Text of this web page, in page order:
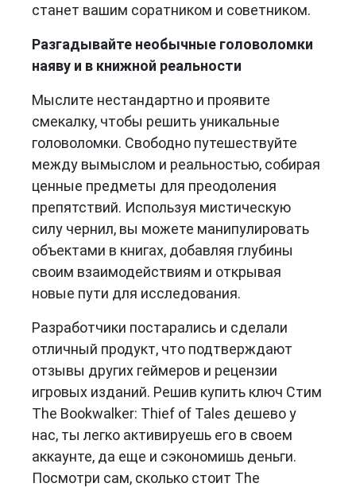
станет вашим соратником и советником.
Разгадывайте необычные головоломки
наяву и в книжной реальности
Мыслите нестандартно и проявите
смекалку, чтобы решить уникальные
головоломки. Свободно путешествуйте
между вымыслом и реальностью, собирая
ценные предметы для преодоления
препятствий. Используя мистическую
силу чернил, вы можете манипулировать
объектами в книгах, добавляя глубины
своим взаимодействиям и открывая
новые пути для исследования.
Разработчики постарались и сделали
отличный продукт, что подтверждают
отзывы других геймеров и рецензии
игровых изданий. Решив купить ключ Стим
The Bookwalker: Thief of Tales дешево у
нас, ты легко активируешь его в своем
аккаунте, да еще и сэкономишь деньги.
Посмотри сам, сколько стоит The